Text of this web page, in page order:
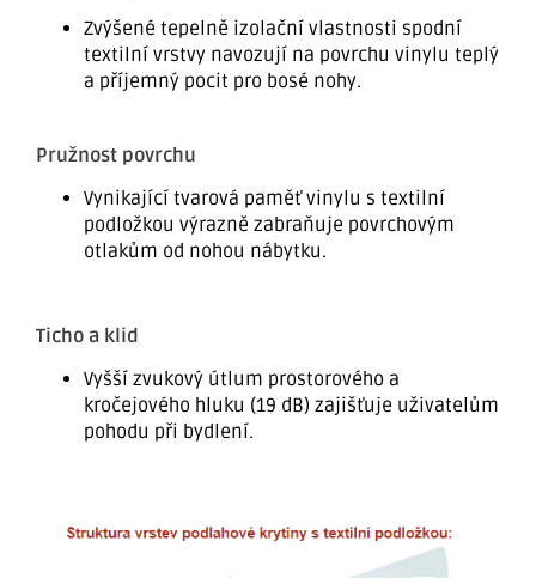
Zvýšené tepelně izolační vlastnosti spodní
textilní vrstvy navozují na povrchu vinylu teplý
a příjemný pocit pro bosé nohy.
Pružnost povrchu
Vynikající tvarová paměť vinylu s textilní
podložkou výrazně zabraňuje povrchovým
otlakům od nohou nábytku.
Ticho a klid
Vyšší zvukový útlum prostorového a
kročejového hluku (19 dB) zajišťuje uživatelům
pohodu při bydlení.